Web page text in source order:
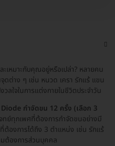
เหมาะกับคุณอยู่หรือเปล่า? หลายคน
ต่าง ๆ เช่น หนวด เครา รักแร้ แขน
ลใจในการแต่งกายในชีวิตประจำวัน
กำจัดขน 12 ครั้ง (เลือก 3
ทย์ทุกเพศที่ต้องการกำจัดขนอย่างมี
องการได้ถึง 3 ตำแหน่ง เช่น รักแร้
ต้องการส่วนบุคคล